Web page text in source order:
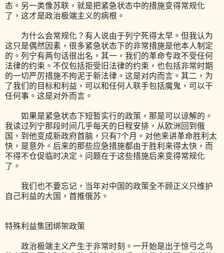
态。另一类像苏联，就是把紧急状态中的措施变得常规化
了，这才是政治极端主义的病根。
为什么会常规化？有人说由于列宁死得太早。但我认为
这只是偶然因素，很多紧急状态下的非常措施是他本人制定
的。列宁有两句话很出名，其一，我们的革命专政不受任何
法律的约束。不仅包括拒受旧法律的约束，也包括非常时期
的一切严厉措施不拘泥于新法律。这是对内而言。其二，为
了我们的目标和利益，可以和任何人联手包括魔鬼，可以干
任何事。这是对外而言。
如果是紧急状态下短暂实行的政策，那是可以谅解的。
我读过列宁那段时间几乎每天的日程安排，从欧洲回到俄
国，到他变成新政府首脑，只有7个月。对他来讲革命胜利太
快，是意外。后来的那些应急措施都由于胜利来得太快，而
不得不仓促临时决定。问题在于这些措施后来变得常规化
了。
我们也不要忘记，当年对中国的政策全不顾正义只维护
自己利益的大国，首推俄苏。
特殊利益集团绑架政策
政治极端主义产生于非常时刻。一开始是出于惊弓之鸟